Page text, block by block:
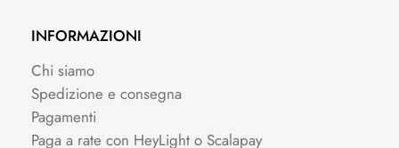
INFORMAZIONI
Chi siamo
Spedizione e consegna
Pagamenti
Paga a rate con HeyLight o Scalapay